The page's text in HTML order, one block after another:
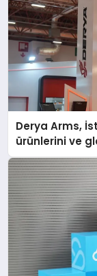
Derya Arms,
ürünlerini ve